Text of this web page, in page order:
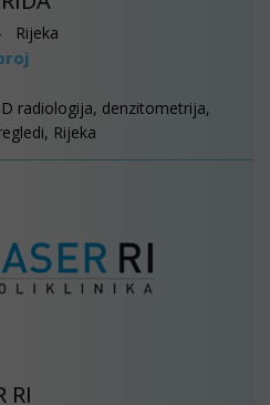
Rijeka
radiologija, denzitometrija,
Rijeka
RI